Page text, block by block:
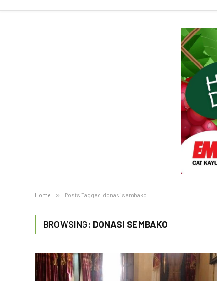
Home » Posts Tagged "donasi sembako"
BROWSING: DONASI SEMBAKO